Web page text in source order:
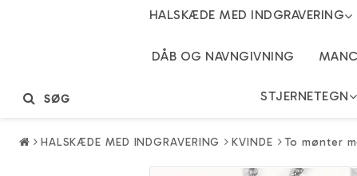
HALSKÆDE MED INDGRAVERING
DÅB OG NAVNGIVNING
STJERNETEGN
SØG
HALSKÆDE MED INDGRAVERING KVINDE To mønter